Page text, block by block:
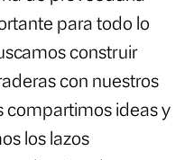
de proveeduría
para todo lo
construir
con
compartimos